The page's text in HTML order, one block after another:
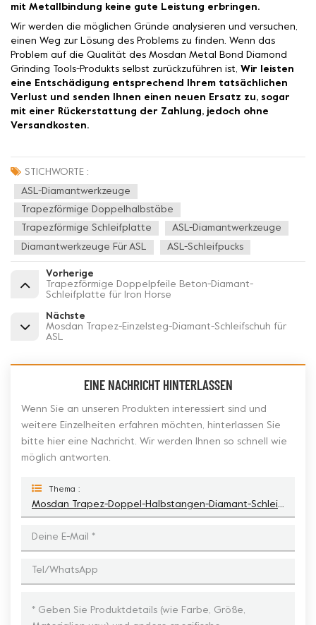
mit Metallbindung keine gute Leistung erbringen.
Wir werden die möglichen Gründe analysieren und versuchen,
einen Weg zur Lösung des Problems zu finden. Wenn das
Problem auf die Qualität des Mosdan Metal Bond Diamond
Grinding Tools-Produkts selbst zurückzuführen ist, Wir leisten
eine Entschädigung entsprechend Ihrem tatsächlichen
Verlust und senden Ihnen einen neuen Ersatz zu, sogar
mit einer Rückerstattung der Zahlung, jedoch ohne
Versandkosten.
STICHWORTE :
ASL-Diamantwerkzeuge
Trapezförmige Doppelhalbstäbe
Trapezförmige Schleifplatte
ASL-Diamantwerkzeuge
Diamantwerkzeuge Für ASL ASL-Schleifpucks
Vorherige
Trapezförmige Doppelpfeile Beton-Diamant-
Schleifplatte für Iron Horse
Nächste
Mosdan Trapez-Einzelsteg-Diamant-Schleifschuh für
ASL
EINE NACHRICHT HINTERLASSEN
Wenn Sie an unseren Produkten interessiert sind und
weitere Einzelheiten erfahren möchten, hinterlassen Sie
bitte hier eine Nachricht. Wir werden Ihnen so schnell wie
möglich antworten.
Thema :
Mosdan Trapez-Doppel-Halbstangen-Diamant-Schleifscheibe Für Betonboden